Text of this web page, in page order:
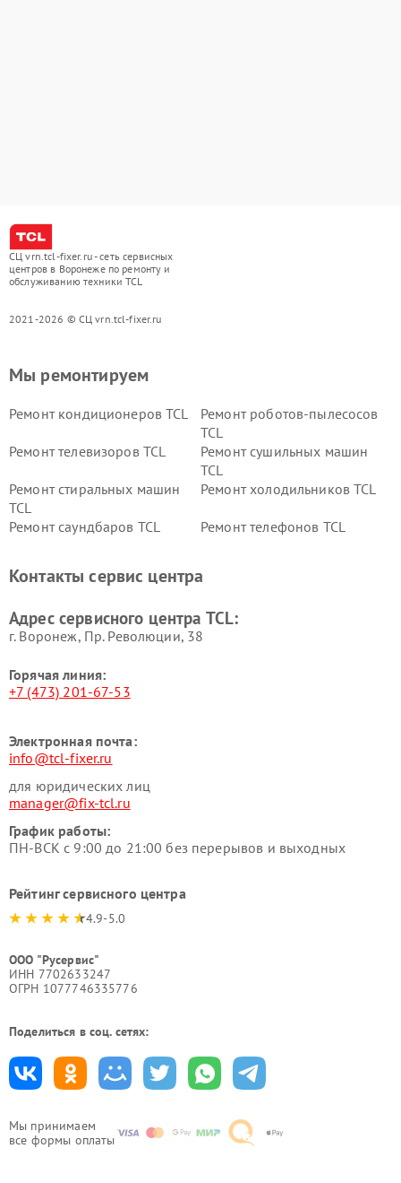
СЦ vrn.tcl-fixer.ru - сеть сервисных
центров в Воронеже по ремонту и
обслуживанию техники TCL
2021-2026 © СЦ vrn.tcl-fixer.ru
Мы принимаем
все формы оплаты
Мы ремонтируем
Ремонт кондиционеров TCL
Ремонт роботов-пылесосов
TCL
Ремонт телевизоров TCL
Ремонт сушильных машин
TCL
Ремонт стиральных машин
TCL
Ремонт холодильников TCL
Ремонт саундбаров TCL Ремонт телефонов TCL
Контакты сервис центра
Адрес сервисного центра TCL:
г. Воронеж, Пр. Революции, 38
Горячая линия:
+7 (473) 201-67-53
Электронная почта:
info@tcl-fixer.ru
для юридических лиц
manager@fix-tcl.ru
График работы:
ПН-ВСК с 9:00 до 21:00 без перерывов и выходных
Рейтинг сервисного центра
4.9-5.0
ООО "Русервис"
ИНН 7702633247
ОГРН 1077746335776
Поделиться в соц. сетях: